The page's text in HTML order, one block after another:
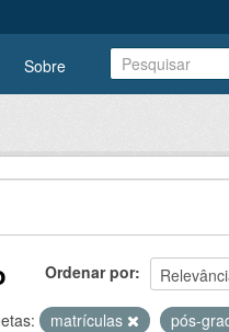
Sobre
Ordenar por
matrículas pós-